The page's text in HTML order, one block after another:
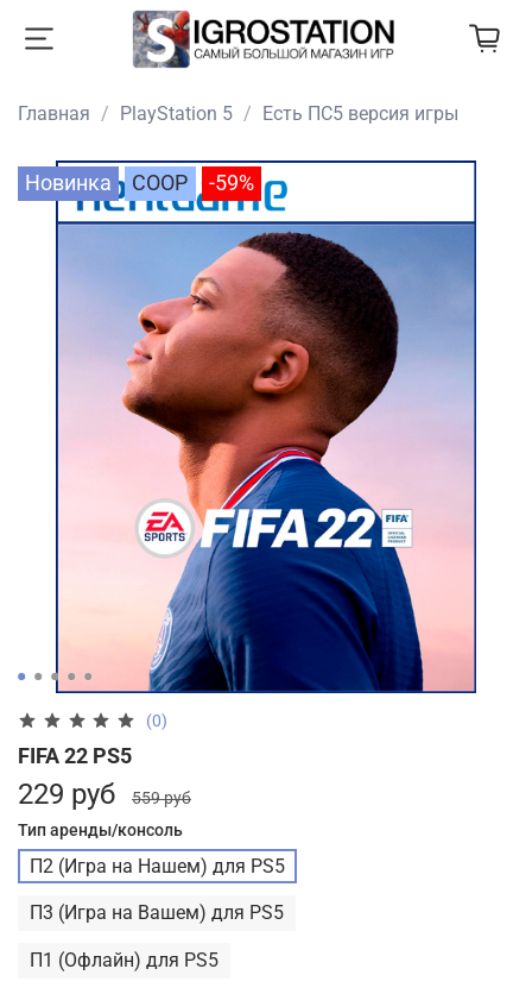
Главная PlayStation 5 Есть ПС5 версия игры
Новинка COOP -59%
(0)
FIFA 22 PS5
229 руб
559 руб
Тип аренды/консоль
П2 (Игра на Нашем) для PS5
П3 (Игра на Вашем) для PS5
П1 (Офлайн) для PS5